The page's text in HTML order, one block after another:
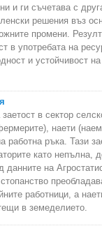
и ги съчетава с
решения въз
промени.
в употребата на
и устойчивост на
в сектор
наети
работна ръка. Тази
като непълна,
на
работници, а
в земеделието.